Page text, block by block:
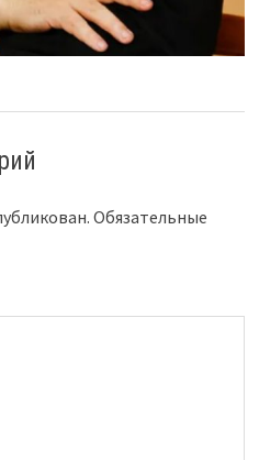
Обязательные